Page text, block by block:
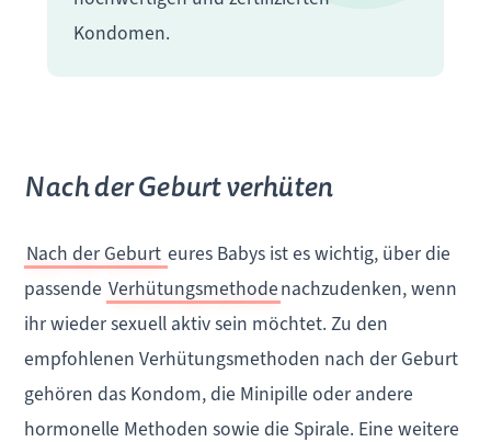
Kondomen.
Nach der Geburt verhüten
Nach der Geburt eures Babys ist es wichtig, über die
passende Verhütungsmethodenachzudenken, wenn
ihr wieder sexuell aktiv sein möchtet. Zu den
empfohlenen Verhütungsmethoden nach der Geburt
gehören das Kondom, die Minipille oder andere
hormonelle Methoden sowie die Spirale. Eine weitere